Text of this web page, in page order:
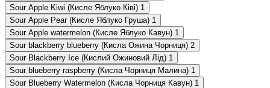
Sour Apple Kiwi (Кисле Яблуко Ківі) 1
Sour Apple Pear (Кисле Яблуко Груша) 1
Sour Apple watermelon (Кисле Яблуко Кавун) 1
Sour blackberry blueberry (Кисла Ожина Чорниця) 2
Sour Blackberry Ice (Кислий Ожиновий Лід) 1
Sour blueberry raspberry (Кисла Чорниця Малина) 1
Sour Blueberry Watermelon (Кисла Чорниця Кавун) 1